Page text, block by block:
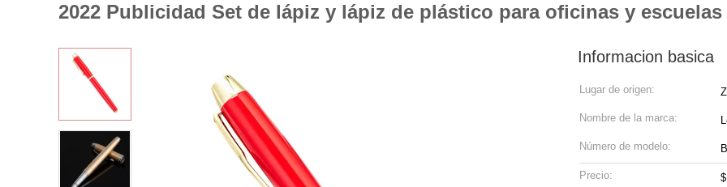
2022 Publicidad Set de lápiz y lápiz de plástico para oficinas y escuelas
Informacion basica
Lugar de origen:
Nombre de la marca:
Número de modelo:
Precio: